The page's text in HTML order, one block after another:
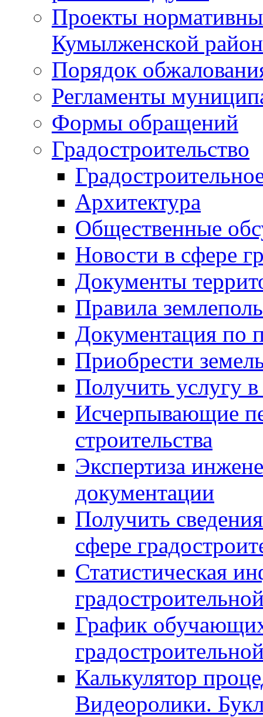
Проекты
Кумылженской
Порядок
Регламенты
Формы обращений
Градостроительство
Архитектура
Общественные
Новости в сфере
Документы
Правила
Документация по
Приобрести
Получить услугу в
Исчерпывающие
строительства
Экспертиза
документации
Получить
сфере
Статистическая
График
Калькулятор
Видеоролики.